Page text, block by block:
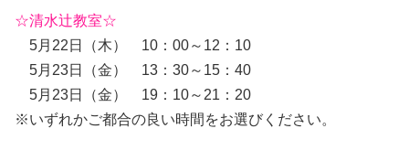
☆清水辻教室☆
5月22日（木） 10：00～12：10
5月23日（金） 13：30～15：40
5月23日（金） 19：10～21：20
※いずれかご都合の良い時間をお選びください。